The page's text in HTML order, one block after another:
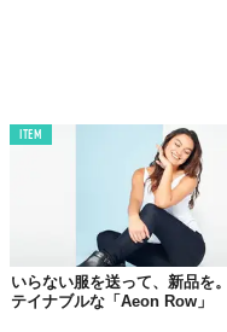
ITEM
いらない服を送って、新品を
テイナブルな「Aeon Row」